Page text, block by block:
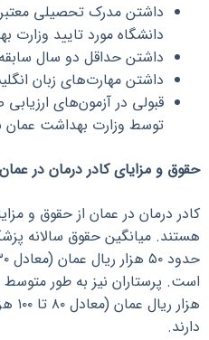
داشتن مدرک تحصیلی
دانشگاه مورد تایید وزارت
داشتن حداقل دو سال
داشتن مهارت‌های زبان
قبولی در آزمون‌های
توسط وزارت بهداشت عمان
حقوق و مزایای کادر درمان در عمان
کادر درمان در عمان از حقوق و
هستند. میانگین حقوق سالانه
دارند.